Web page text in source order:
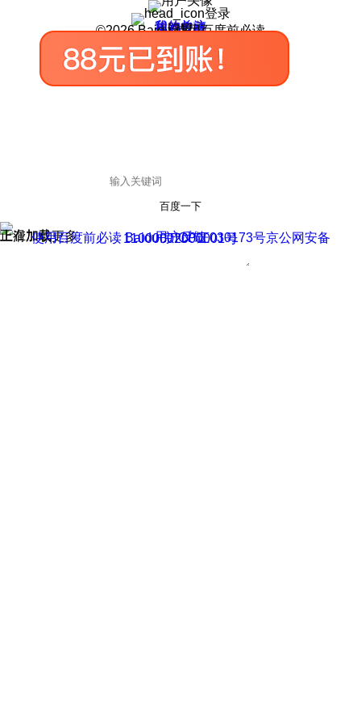
登录
我的关注
我的收藏
皮肤中心
用户反馈
设置
©2026 Baidu 使用百度前必读
百度一下
正在加载
上滑加载更多 用户反馈
使用百度前必读 Baidu 京ICP证030173号
京公网安备11000002000001号